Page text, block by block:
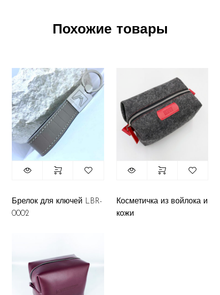
Похожие товары
Брелок для ключей LBR-
0002
Косметичка из войлока и
кожи